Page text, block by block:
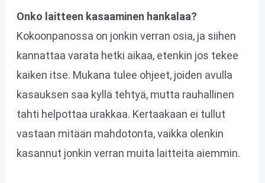
Onko laitteen kasaaminen hankalaa?
Kokoonpanossa on jonkin verran osia, ja siihen
kannattaa varata hetki aikaa, etenkin jos tekee
kaiken itse. Mukana tulee ohjeet, joiden avulla
kasauksen saa kyllä tehtyä, mutta rauhallinen
tahti helpottaa urakkaa. Kertaakaan ei tullut
vastaan mitään mahdotonta, vaikka olenkin
kasannut jonkin verran muita laitteita aiemmin.